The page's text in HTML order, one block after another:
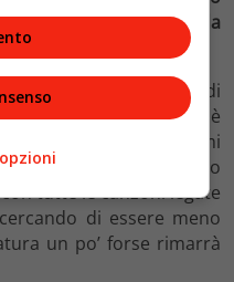
narrativo, quasi da
dai tuoi pezzi.
io un pezzo prima di
più mi aiuta a scrivere è
immedesimarmi
primo disco era uno
tutte le canzoni legate
di essere meno
un po’ forse rimarrà